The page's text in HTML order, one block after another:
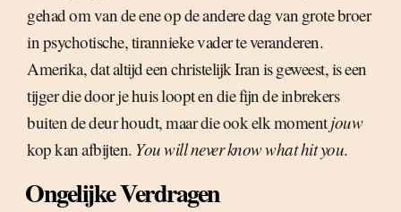
gehad om van de ene op de andere dag van grote broer
in psychotische, tirannieke vader te veranderen.
Amerika, dat altijd een christelijk Iran is geweest, is een
tijger die door je huis loopt en die fijn de inbrekers
buiten de deur houdt, maar die ook elk momentjouw
kop kan afbijten. You will never know what hit you.
Ongelijke Verdragen